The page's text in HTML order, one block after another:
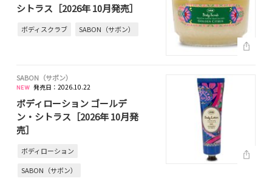
シトラス［2026年 10月発売］
ボディスクラブ SABON（サボン）
SABON（サボン）
発売日：2026.10.22
ボディローション ゴールデ
ン・シトラス［2026年 10月発
売］
ボディローション
SABON（サボン）